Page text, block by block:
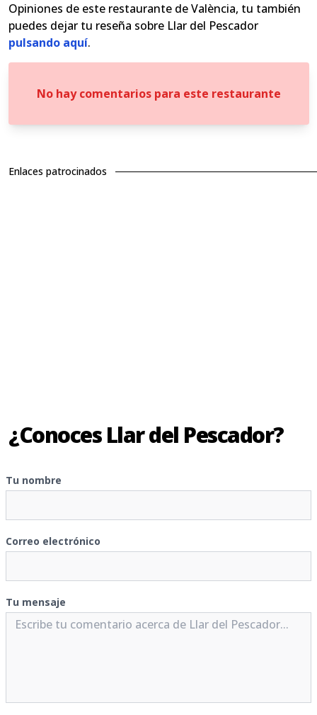
Opiniones de este restaurante de València, tu también
puedes dejar tu reseña sobre Llar del Pescador
pulsando aquí.
No hay comentarios para este restaurante
Enlaces patrocinados
¿Conoces Llar del Pescador?
Tu nombre
Correo electrónico
Tu mensaje